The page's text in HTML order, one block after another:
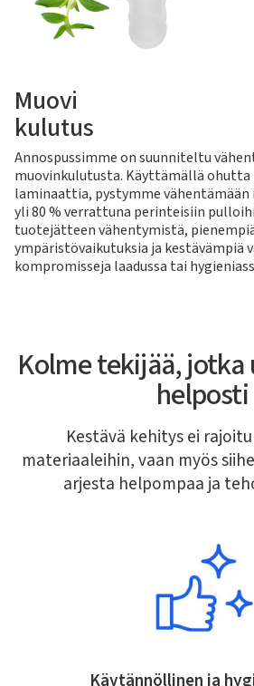
Muovi
kulutus
Annospussimme on suunniteltu
muovinkulutusta. Käyttämällä ohutta
laminaattia, pystymme
yli 80 % verrattuna perinteisiin
tuotejätteen vähentymistä,
ympäristövaikutuksia ja kestävämpiä
kompromisseja laadussa tai
Kolme tekijää, jotka
helposti
Kestävä kehitys ei
materiaaleihin, vaan myös
arjesta helpompaa ja
Käytännöllinen ja